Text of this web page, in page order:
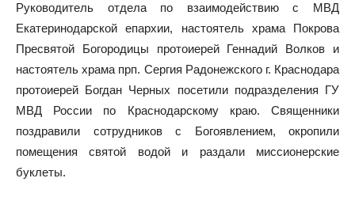
Руководитель отдела по взаимодействию с МВД
Екатеринодарской епархии, настоятель храма Покрова
Пресвятой Богородицы протоиерей Геннадий Волков и
настоятель храма прп. Сергия Радонежского г. Краснодара
протоиерей Богдан Черных посетили подразделения ГУ
МВД России по Краснодарскому краю. Священники
поздравили сотрудников с Богоявлением, окропили
помещения святой водой и раздали миссионерские
буклеты.